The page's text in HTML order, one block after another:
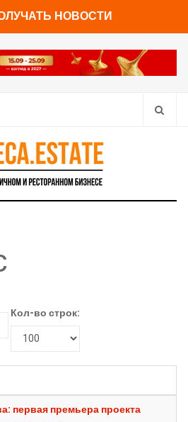
НОВОСТИ
Кол-во строк:
первая премьера проекта